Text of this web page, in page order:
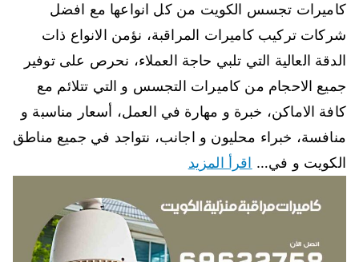
كاميرات تجسس الكويت من كل انواعها مع افضل
شركات تركيب كاميرات المراقبة، نؤمن الانواع ذات
الدقة العالية التي تلبي حاجة العملاء، نحرص على توفير
جميع الاحجام من كاميرات التجسس و التي تتلائم مع
كافة الاماكن، خبرة و مهارة في العمل، أسعار مناسبة و
منافسة، خبراء محليون و اجانب، نتواجد في جميع مناطق
الكويت و في… اقرأ المزيد